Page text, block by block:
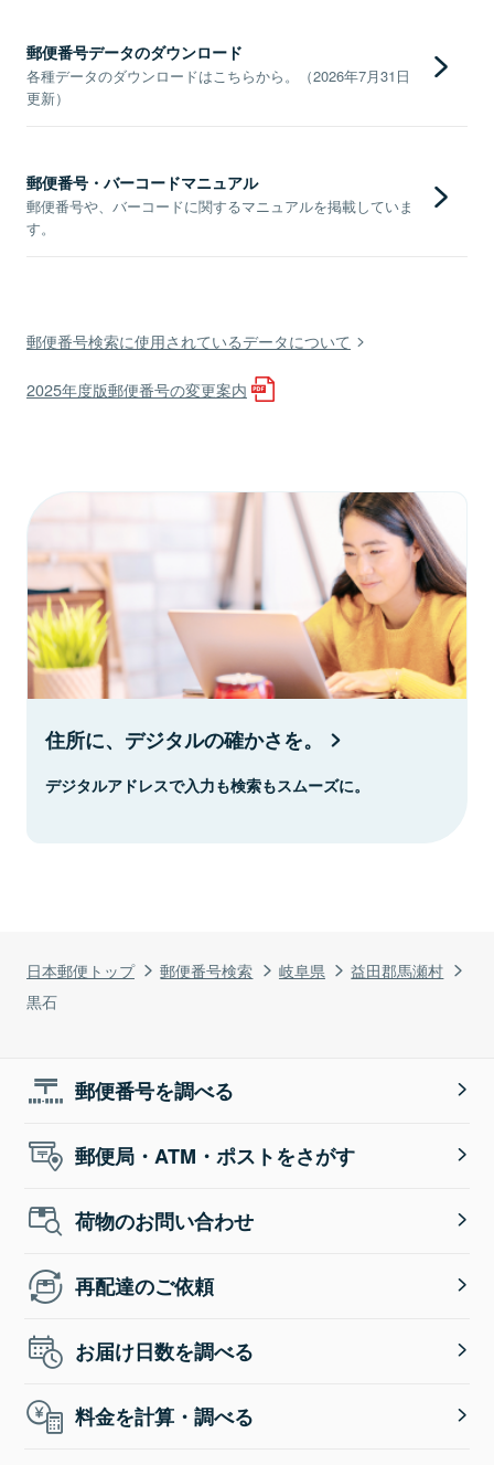
日本郵便トップ 郵便番号検索 岐阜県
益田郡馬瀬村
黒石
郵便番号データのダウンロード
各種データのダウンロードはこちらから。（2026年7月31日
更新）
郵便番号・バーコードマニュアル
郵便番号や、バーコードに関するマニュアルを掲載していま
す。
郵便番号検索に使用されているデータについて
2025年度版郵便番号の変更案内
住所に、デジタルの確かさを。
デジタルアドレスで入力も検索もスムーズに。
郵便番号を調べる
郵便局・ATM・ポストをさがす
荷物のお問い合わせ
再配達のご依頼
お届け日数を調べる
料金を計算・調べる